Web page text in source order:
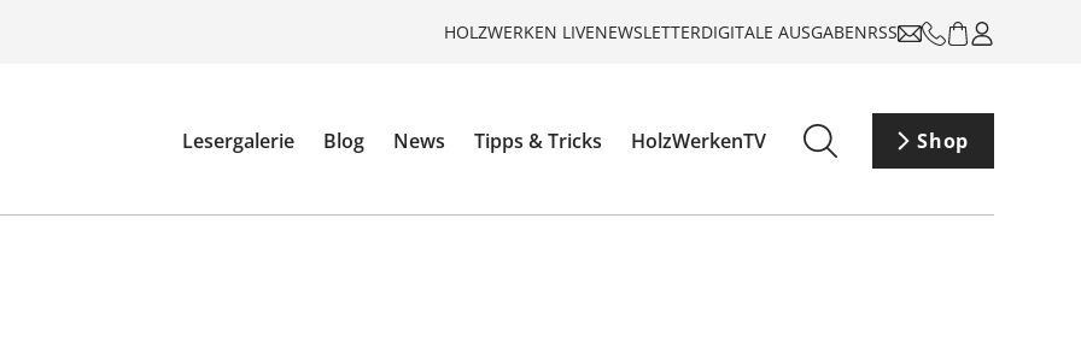
HOLZWERKEN LIVENEWSLETTERDIGITALE AUSGABENRSS
Lesergalerie Blog News Tipps & Tricks HolzWerkenTV Shop